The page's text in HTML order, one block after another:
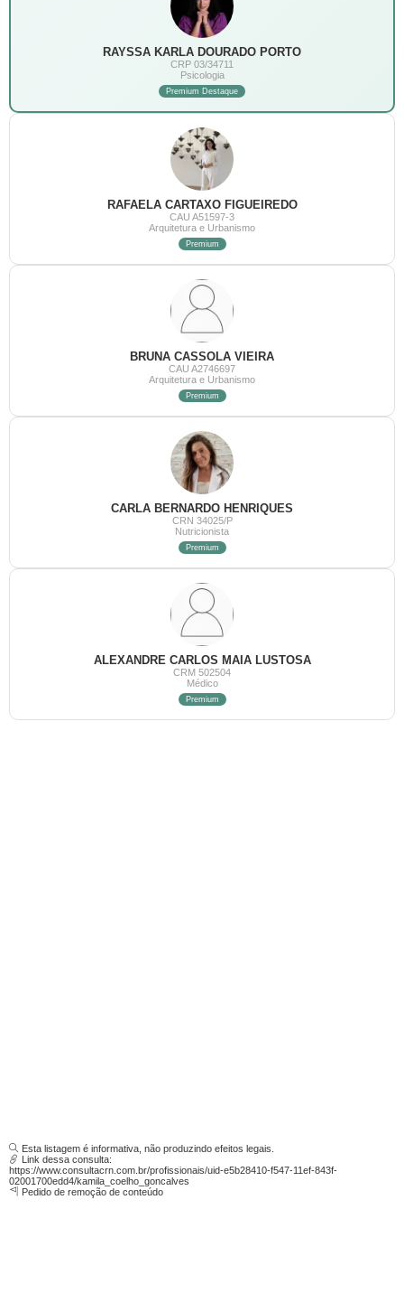
RAYSSA KARLA DOURADO PORTO
CRP 03/34711
Psicologia
Premium Destaque
RAFAELA CARTAXO FIGUEIREDO
CAU A51597-3
Arquitetura e Urbanismo
Premium
BRUNA CASSOLA VIEIRA
CAU A2746697
Arquitetura e Urbanismo
Premium
CARLA BERNARDO HENRIQUES
CRN 34025/P
Nutricionista
Premium
ALEXANDRE CARLOS MAIA LUSTOSA
CRM 502504
Médico
Premium
Esta listagem é informativa, não produzindo efeitos legais.
Link dessa consulta:
https://www.consultacrn.com.br/profissionais/uid-e5b28410-f547-11ef-843f-
02001700edd4/kamila_coelho_goncalves
Pedido de remoção de conteúdo